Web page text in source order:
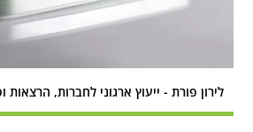
לירון פורת - ייעוץ ארגוני לחברות,